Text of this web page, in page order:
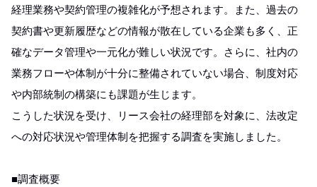
経理業務や契約管理の複雑化が予想されます。また、過去の
契約書や更新履歴などの情報が散在している企業も多く、正
確なデータ管理や一元化が難しい状況です。さらに、社内の
業務フローや体制が十分に整備されていない場合、制度対応
や内部統制の構築にも課題が生じます。
こうした状況を受け、リース会社の経理部を対象に、法改定
への対応状況や管理体制を把握する調査を実施しました。
■調査概要